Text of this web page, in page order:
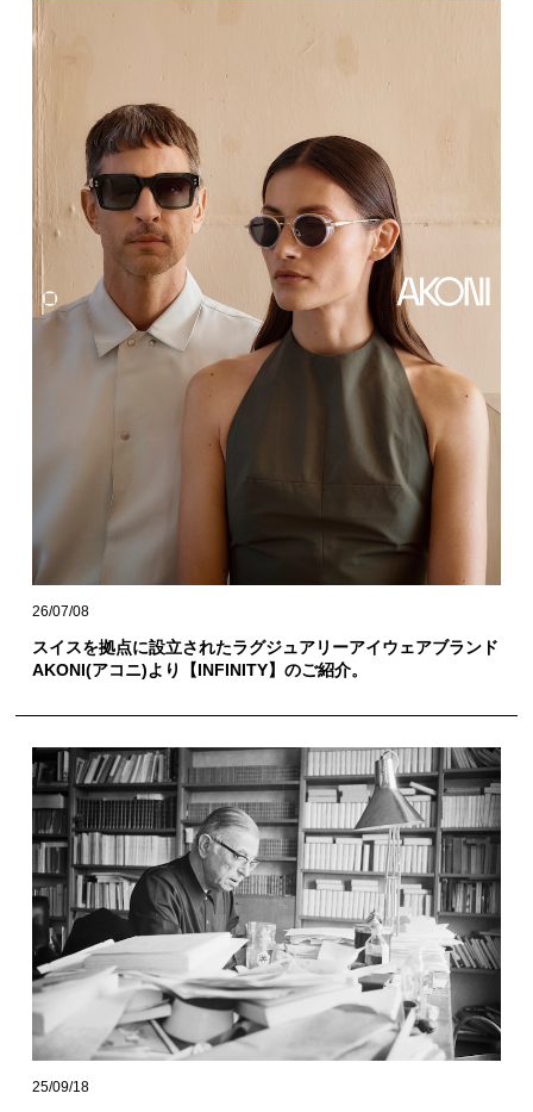
26/07/08
スイスを拠点に設立されたラグジュアリーアイウェアブランド
AKONI(アコニ)より【INFINITY】のご紹介。
25/09/18